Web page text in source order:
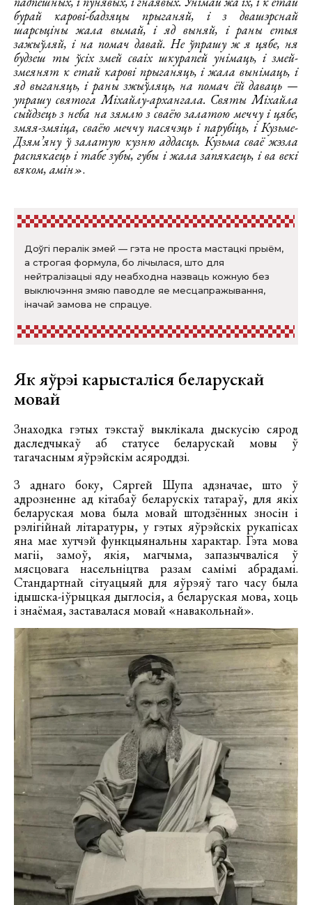
бурай карові-бадзяцы прыганяй, і з двашэрснай
шарсьціны жала вымай, і яд выняй, і раны етыя
зажыўляй, і на помач давай. Не ўпрашу ж я цябе, ня
будзеш ты ўсіх змей сваіх шкурапей унімаць, і змей-
змеянят к етай карові прыганяць, і жала вынімаць, і
яд выганяць, і раны зжыўляць, на помач ёй даваць —
упрашу святога Міхайлу-архангала. Святы Міхайла
сыйдзець з неба на зямлю з сваёю залатою меччу і цябе,
змяя-змяіца, сваёю меччу пасячэць і парубіць, і Кузьме-
Дзям’яну ў залатую кузню аддасць. Кузьма сваё жэзла
распякаець і табе зубы, губы і жала запякаець, і ва векі
вяком, амін».
Доўгі пералік змей — гэта не проста мастацкі прыём,
а строгая формула, бо лічылася, што для
нейтралізацыі яду неабходна назваць кожную без
выключэння змяю паводле яе месцапражывання,
іначай замова не спрацуе.
Як яўрэі карысталіся беларускай
мовай
Знаходка гэтых тэкстаў выклікала дыскусію сярод
даследчыкаў аб статусе беларускай мовы ў
тагачасным яўрэйскім асяроддзі.
З аднаго боку, Сяргей Шупа адзначае, што ў
адрозненне ад кітабаў беларускіх татараў, для якіх
беларуская мова была мовай штодзённых зносін і
рэлігійнай літаратуры, у гэтых яўрэйскіх рукапісах
яна мае хутчэй функцыянальны характар. Гэта мова
магіі, замоў, якія, магчыма, запазычваліся ў
мясцовага насельніцтва разам самімі абрадамі.
Стандартнай сітуацыяй для яўрэяў таго часу была
ідышска-іўрыцкая дыглосія, а беларуская мова, хоць
і знаёмая, заставалася мовай «навакольнай».